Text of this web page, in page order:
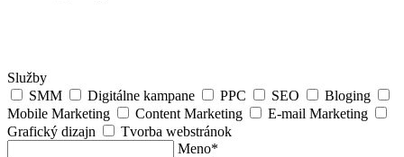
Služby
SMM
Digitálne kampane PPC SEO
Bloging
Mobile Marketing
Content Marketing
E-mail Marketing
Grafický dizajn
Tvorba webstránok
Meno*